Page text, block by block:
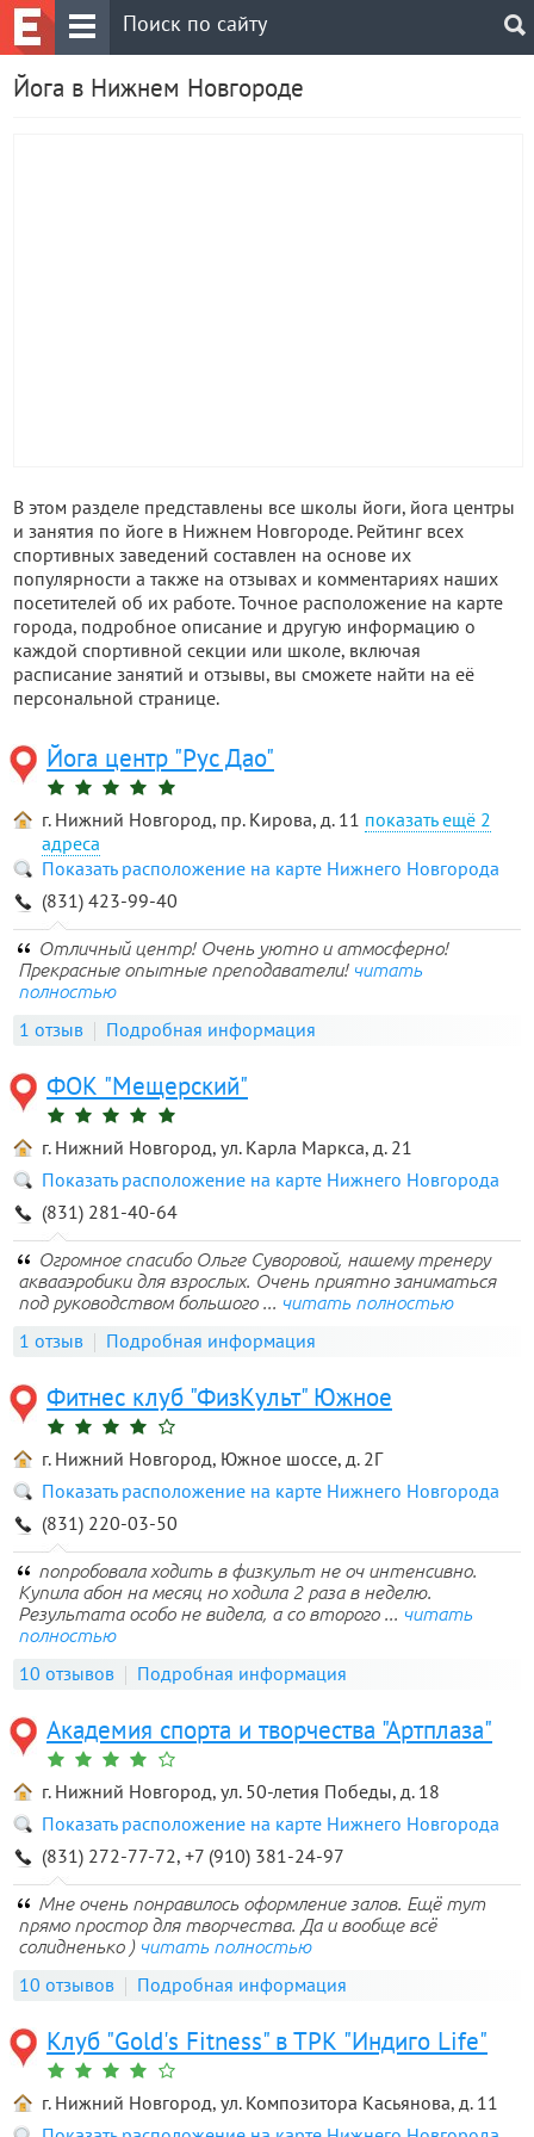
Йога в Нижнем Новгороде
В этом разделе представлены все школы йоги, йога центры
и занятия по йоге в Нижнем Новгороде. Рейтинг всех
спортивных заведений составлен на основе их
популярности а также на отзывах и комментариях наших
посетителей об их работе. Точное расположение на карте
города, подробное описание и другую информацию о
каждой спортивной секции или школе, включая
расписание занятий и отзывы, вы сможете найти на её
персональной странице.
Йога центр "Рус Дао"
г. Нижний Новгород, пр. Кирова, д. 11
2
адреса
Показать расположение на карте Нижнего Новгорода
(831) 423-99-40
Отличный центр! Очень уютно и атмосферно!
Прекрасные опытные преподаватели! читать
полностью
1 отзыв Подробная информация
ФОК "Мещерский"
г. Нижний Новгород, ул. Карла Маркса, д. 21
Показать расположение на карте Нижнего Новгорода
(831) 281-40-64
Огромное спасибо Ольге Суворовой, нашему тренеру
аквааэробики для взрослых. Очень приятно заниматься
под руководством большого ... читать полностью
1 отзыв Подробная информация
Фитнес клуб "ФизКульт" Южное
г. Нижний Новгород, Южное шоссе, д. 2Г
Показать расположение на карте Нижнего Новгорода
(831) 220-03-50
попробовала ходить в физкульт не оч интенсивно.
Купила абон на месяц но ходила 2 раза в неделю.
Результата особо не видела, а со второго ... читать
полностью
10 отзывов Подробная информация
Академия спорта и творчества "Артплаза"
г. Нижний Новгород, ул. 50-летия Победы, д. 18
Показать расположение на карте Нижнего Новгорода
(831) 272-77-72, +7 (910) 381-24-97
Мне очень понравилось оформление залов. Ещё тут
прямо простор для творчества. Да и вообще всё
солидненько ) читать полностью
10 отзывов Подробная информация
Клуб "Gold's Fitness" в ТРК "Индиго Life"
г. Нижний Новгород, ул. Композитора Касьянова, д. 11